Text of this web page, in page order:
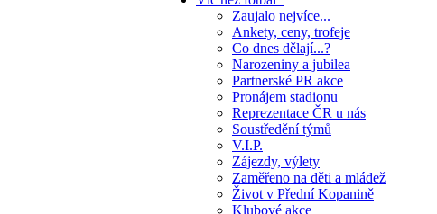
Zaujalo nejvíce...
Ankety, ceny, trofeje
Co dnes dělají...?
Narozeniny a jubilea
Partnerské PR akce
Pronájem stadionu
Reprezentace ČR u nás
Soustředění týmů
V.I.P.
Zájezdy, výlety
Zaměřeno na děti a mládež
Život v Přední Kopanině
Klubové akce